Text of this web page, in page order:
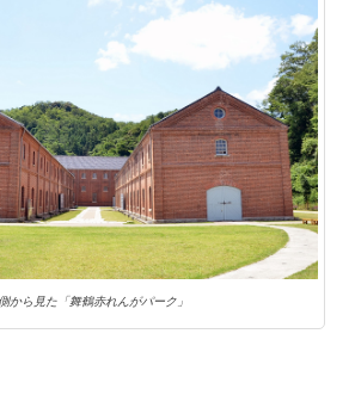
から見た「舞鶴赤れんがパーク」